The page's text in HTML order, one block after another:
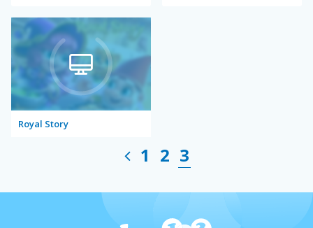
Royal Story
1 2 3